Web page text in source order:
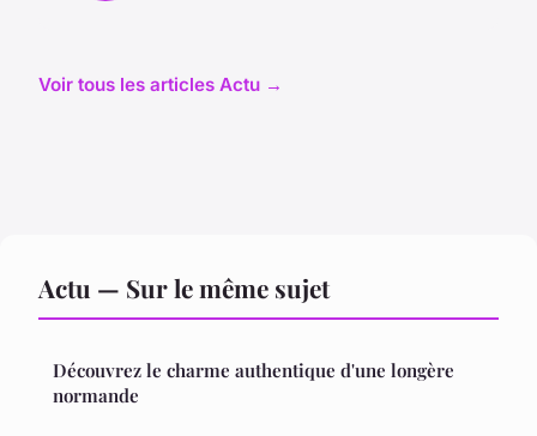
Voir tous les articles Actu →
Actu — Sur le même sujet
Découvrez le charme authentique d'une longère
normande